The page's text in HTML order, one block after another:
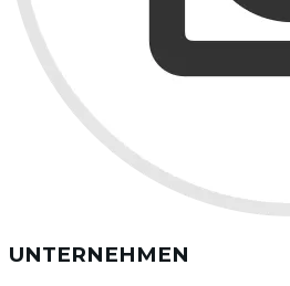
UNTERNEHMEN